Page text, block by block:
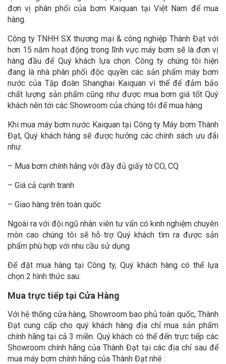
đơn vị phân phối của bơm Kaiquan tại Việt Nam để mua
hàng.
Công ty TNHH SX thương mại & công nghiệp Thành Đạt với
hơn 15 năm hoạt động trong lĩnh vực máy bơm sẽ là đơn vị
hàng đầu để Quý khách lựa chọn. Công ty chúng tôi hiện
đang là nhà phân phối độc quyền các sản phẩm máy bơm
nước của Tập đoàn Shanghai Kaiquan vì thế để đảm bảo
chất lượng sản phẩm cũng như được mua bơm giá tốt Quý
khách nên tới các Showroom của chúng tôi để mua hàng
Khi mua máy bơm nước Kaiquan tại Công ty Máy bơm Thành
Đạt, Quý khách hàng sẽ được hưởng các chính sách ưu đãi
như:
– Mua bơm chính hãng với đầy đủ giấy tờ CO, CQ
– Giá cả cạnh tranh
– Giao hàng trên toàn quốc
Ngoài ra với đội ngũ nhân viên tư vấn có kinh nghiệm chuyên
môn cao chúng tôi sẽ hỗ trợ Quý khách tìm ra được sản
phẩm phù hợp với nhu cầu sử dụng
Để đặt mua hàng tại Công ty, Quý khách hàng có thể lựa
chọn 2 hình thức sau:
Mua trực tiếp tại Cửa Hàng
Với hệ thống cửa hàng, Showroom bao phủ toàn quốc, Thành
Đạt cung cấp cho quý khách hàng địa chỉ mua sản phẩm
chính hãng tại cả 3 miền. Quý khách có thể đến trực tiếp các
Showroom chính hãng của Thành Đạt tại các địa chỉ sau để
mua máy bơm chính hãng của Thành Đạt nhé :